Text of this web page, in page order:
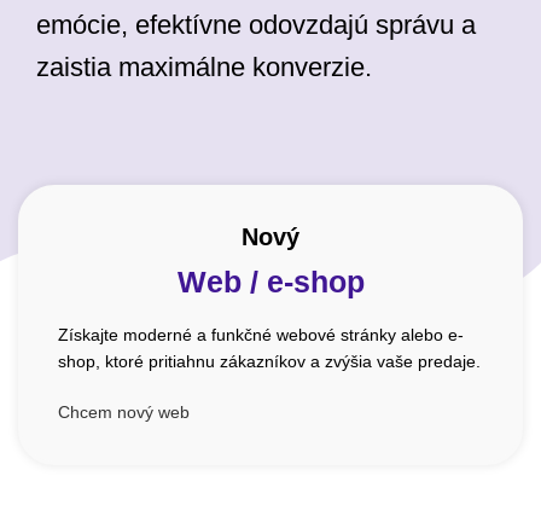
emócie, efektívne odovzdajú správu a
zaistia maximálne konverzie.
Nový
Web / e-shop
Získajte moderné a funkčné webové stránky alebo e-
shop, ktoré pritiahnu zákazníkov a zvýšia vaše predaje.
Chcem nový web